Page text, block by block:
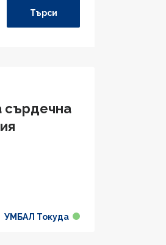
Търси
сърдечна
УМБАЛ Токуда